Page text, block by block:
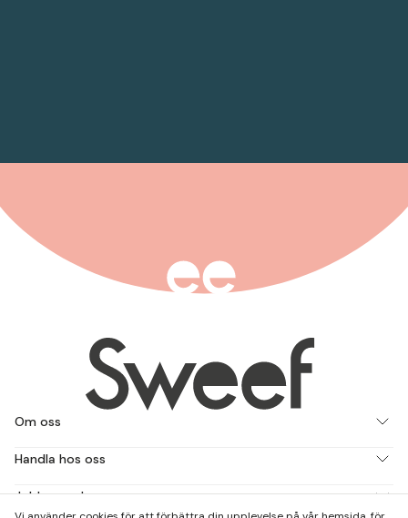
Om oss
Handla hos oss
Jobba med oss